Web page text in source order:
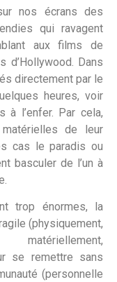
nos écrans des
qui ravagent
aux films de
d’Hollywood. Dans
directement par le
heures, voir
à l’enfer. Par cela,
de leur
cas le paradis ou
basculer de l’un à
trop énormes, la
(physiquement,
matériellement,
se remettre sans
(personnelle